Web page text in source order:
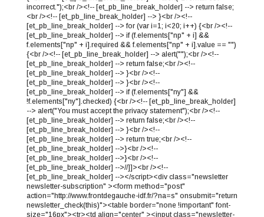
incorrect.");<br /><!-- [et_pb_line_break_holder] --> return false;
<br /><!-- [et_pb_line_break_holder] --> }<br /><!--
[et_pb_line_break_holder] --> for (var i=1; i<20; i++) {<br /><!--
[et_pb_line_break_holder] --> if (f.elements["np" + i] &&
f.elements["np" + i].required && f.elements["np" + i].value == "")
{<br /><!-- [et_pb_line_break_holder] --> alert("");<br /><!--
[et_pb_line_break_holder] --> return false;<br /><!--
[et_pb_line_break_holder] --> }<br /><!--
[et_pb_line_break_holder] --> }<br /><!--
[et_pb_line_break_holder] --> if (f.elements["ny"] &&
!f.elements["ny"].checked) {<br /><!-- [et_pb_line_break_holder]
--> alert("You must accept the privacy statement");<br /><!--
[et_pb_line_break_holder] --> return false;<br /><!--
[et_pb_line_break_holder] --> }<br /><!--
[et_pb_line_break_holder] --> return true;<br /><!--
[et_pb_line_break_holder] -->}<br /><!--
[et_pb_line_break_holder] -->}<br /><!--
[et_pb_line_break_holder] -->//]]><br /><!--
[et_pb_line_break_holder] --></script><div class="newsletter
newsletter-subscription" ><form method="post"
action="http://www.frontdegauche-idf.fr/?na=s" onsubmit="return
newsletter_check(this)"><table border="none !important" font-
size="16px"><tr><td align="center" ><input class="newsletter-